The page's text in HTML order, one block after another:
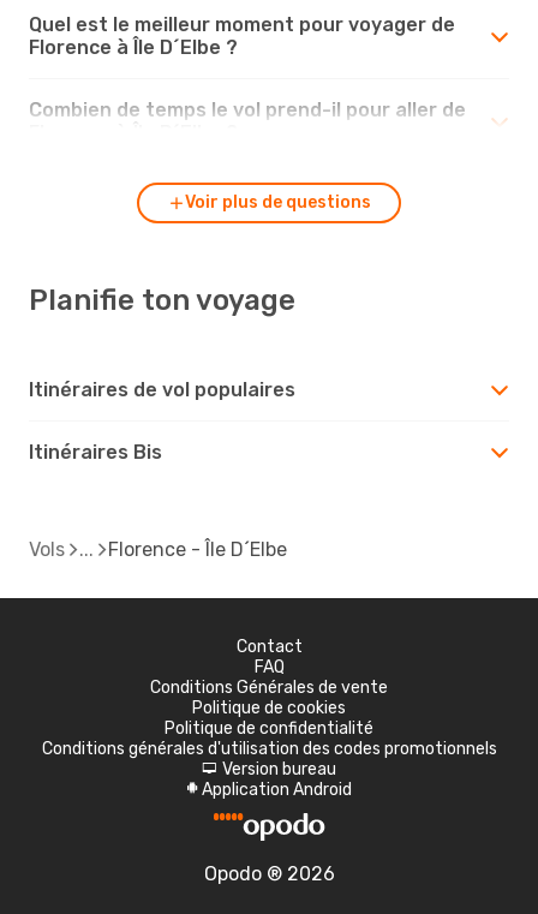
Quel est le meilleur moment pour voyager de
Florence à Île D´Elbe ?
Combien de temps le vol prend-il pour aller de
Voir plus de questions
Planifie ton voyage
Itinéraires de vol populaires
Itinéraires Bis
Vols Florence - Île D´Elbe
Contact
FAQ
Conditions Générales de vente
Politique de cookies
Politique de confidentialité
Conditions générales d'utilisation des codes promotionnels
d Version bureau
A Application Android
Opodo ® 2026